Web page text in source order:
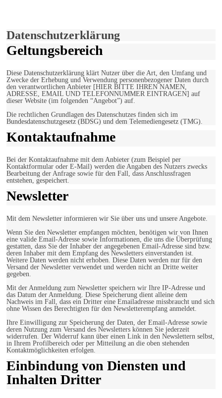
Datenschutzerklärung
Geltungsbereich
Diese Datenschutzerklärung klärt Nutzer über die Art, den Umfang und
Zwecke der Erhebung und Verwendung personenbezogener Daten durch
den verantwortlichen Anbieter [HIER BITTE IHREN NAMEN,
ADRESSE, EMAIL UND TELEFONNUMMER EINTRAGEN] auf
dieser Website (im folgenden “Angebot”) auf.
Die rechtlichen Grundlagen des Datenschutzes finden sich im
Bundesdatenschutzgesetz (BDSG) und dem Telemediengesetz (TMG).
Kontaktaufnahme
Bei der Kontaktaufnahme mit dem Anbieter (zum Beispiel per
Kontaktformular oder E-Mail) werden die Angaben des Nutzers zwecks
Bearbeitung der Anfrage sowie für den Fall, dass Anschlussfragen
entstehen, gespeichert.
Newsletter
Mit dem Newsletter informieren wir Sie über uns und unsere Angebote.
Wenn Sie den Newsletter empfangen möchten, benötigen wir von Ihnen
eine valide Email-Adresse sowie Informationen, die uns die Überprüfung
gestatten, dass Sie der Inhaber der angegebenen Email-Adresse sind bzw.
deren Inhaber mit dem Empfang des Newsletters einverstanden ist.
Weitere Daten werden nicht erhoben. Diese Daten werden nur für den
Versand der Newsletter verwendet und werden nicht an Dritte weiter
gegeben.
Mit der Anmeldung zum Newsletter speichern wir Ihre IP-Adresse und
das Datum der Anmeldung. Diese Speicherung dient alleine dem
Nachweis im Fall, dass ein Dritter eine Emailadresse missbraucht und sich
ohne Wissen des Berechtigten für den Newsletterempfang anmeldet.
Ihre Einwilligung zur Speicherung der Daten, der Email-Adresse sowie
deren Nutzung zum Versand des Newsletters können Sie jederzeit
widerrufen. Der Widerruf kann über einen Link in den Newslettern selbst,
in Ihrem Profilbereich oder per Mitteilung an die oben stehenden
Kontaktmöglichkeiten erfolgen.
Einbindung von Diensten und
Inhalten Dritter